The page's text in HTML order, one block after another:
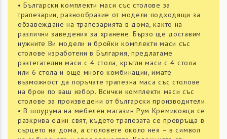
• Български комплекти маси със столове за
трапезарии, разнообразие от модели подходящи за
обзавеждане на трапезарията в дома, както на
различни заведения за хранене. Бързо ще доставим
нужните Ви модели и бройки комплекти маси със
столове изработени в България, предлагаме
разтегателни маси с 4 стола, кръгли маси с 4 стола
или 6 стола и още много комбинации, имате
възможност да поръчате трапезна маса със столове
на брои по ваш избор. Всички комплекти маси със
столове за произведени от български производители.
• В шоурума на мебелен магазин Рум Кремиковци се
разкрива един свят, където трапезата се превръща в
сърцето на дома, а столовете около нея – в символ